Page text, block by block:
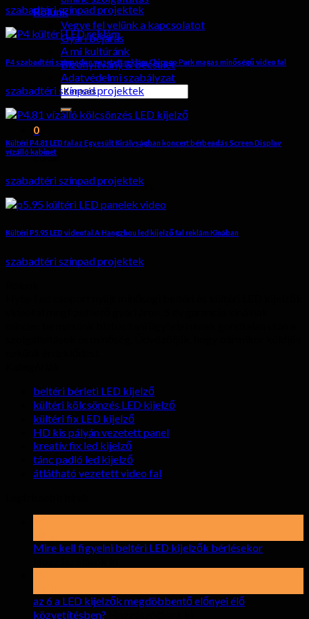
Rólunk
Vegye fel velünk a kapcsolatot
Gyári bejárás
A mi kultúránk
Bizonyítvány & becsület
Adatvédelmi szabályzat
keresése:
0
kocsi
Nincs termék a kosárban.
szabadtéri színpad projektek
P4 szabadtéri színpadon vezetett reklám Chicago Park magas minőségű video fal
szabadtéri színpad projektek
Kültéri P4.81 LED fal az Egyesült Királyságban koncert bérbeadás Screen Display
vízálló kabinet
szabadtéri színpad projektek
Kültéri P5.95 LED videofal A Hangzhou led kijelző fal reklám Kínában
szabadtéri színpad projektek
beltéri bérleti LED kijelző
kültéri kölcsönzés LED kijelző
kültéri fix LED kijelző
HD kis pályán vezetett panel
kreatív fix led kijelző
tánc padló led kijelző
átlátható vezetett video fal
Mire kell figyelni beltéri LED kijelzők bérlésekor
figyelni
az 6 a LED kijelzők megdöbbentő előnyei élő
közvetítésben?